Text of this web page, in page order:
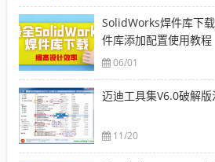
SolidWorks焊件库下
件库添加配置使用教程
06/01
迈迪工具集V6.0破解
11/20